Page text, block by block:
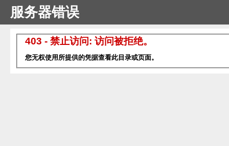
服务器错误
403 - 禁止访问: 访问被拒绝。
您无权使用所提供的凭据查看此目录或页面。